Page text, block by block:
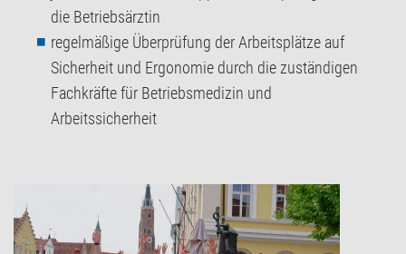
die Betriebsärztin
regelmäßige Überprüfung der Arbeitsplätze auf
Sicherheit und Ergonomie durch die zuständigen
Fachkräfte für Betriebsmedizin und
Arbeitssicherheit